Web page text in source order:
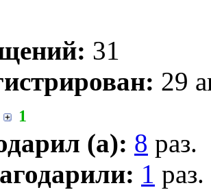
31
29
1
(а): 8 раз.
1 раз.